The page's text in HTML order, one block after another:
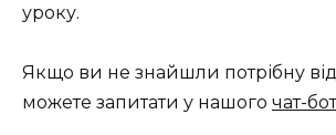
уроку.
Якщо ви не знайшли потрібну
можете запитати у нашого чат-